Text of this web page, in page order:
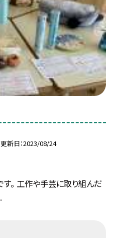
更新日 2023/08/24
。 工作や手芸に取り組んだ